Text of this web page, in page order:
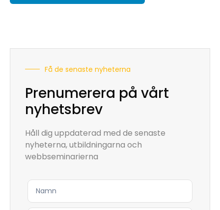
Få de senaste nyheterna
Prenumerera på vårt
nyhetsbrev
Håll dig uppdaterad med de senaste
nyheterna, utbildningarna och
webbseminarierna